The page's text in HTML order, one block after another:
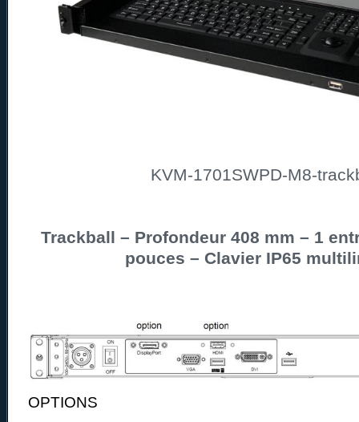
KVM-1701SWPD-M8-
Trackball – Profondeur 408 mm – 1
pouces – Clavier IP65
OPTIONS